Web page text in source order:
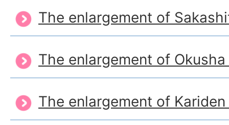
The enlargement of
The enlargement of
The enlargement of